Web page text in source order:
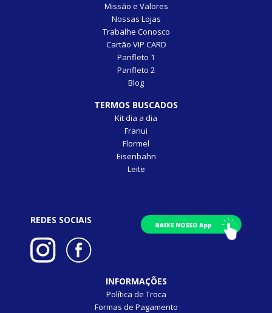
Missão e Valores
Nossas Lojas
Trabalhe Conosco
Cartão VIP CARD
Panfleto 1
Panfleto 2
Blog
TERMOS BUSCADOS
Kit dia a dia
Franui
Flormel
Eisenbahn
Leite
REDES SOCIAIS
INFORMAÇÕES
Política de Troca
Formas de Pagamento